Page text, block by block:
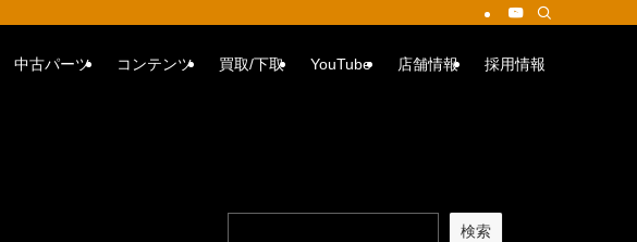
中古パーツ コンテンツ 買取/下取 YouTube 店舗情報 採用情報
検索